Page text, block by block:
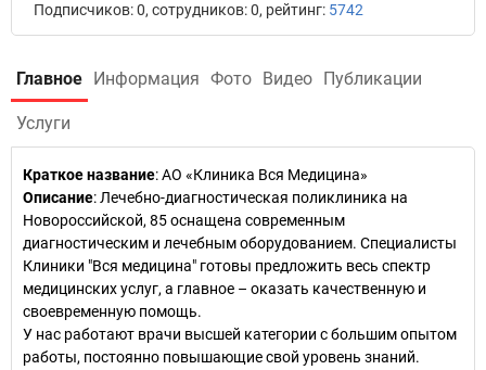
Подписчиков: 0, сотрудников: 0, рейтинг: 5742
Главное Информация Фото Видео Публикации
Услуги
Краткое название:АО «Клиника Вся Медицина»
Описание: Лечебно-диагностическая поликлиника на
Новороссийской, 85 оснащена современным
диагностическим и лечебным оборудованием. Специалисты
Клиники "Вся медицина" готовы предложить весь спектр
медицинских услуг, а главное – оказать качественную и
своевременную помощь.
У нас работают врачи высшей категории с большим опытом
работы, постоянно повышающие свой уровень знаний.